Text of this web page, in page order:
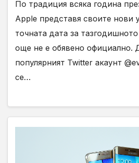
По традиция всяка година
Apple представя своите нови
точната дата за
още не е обявено официално.
популярният Twitter акаунт
се…